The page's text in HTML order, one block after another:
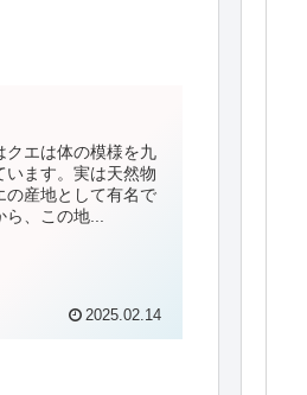
クエは体の模様を九
います。実は天然物
の産地として有名で
、この地...
2025.02.14